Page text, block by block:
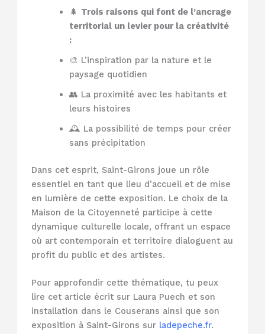
🌲 Trois raisons qui font de l’ancrage
territorial un levier pour la créativité
:
🎨 L’inspiration par la nature et le
paysage quotidien
👥 La proximité avec les habitants et
leurs histoires
🕰️ La possibilité de temps pour créer
sans précipitation
Dans cet esprit, Saint-Girons joue un rôle
essentiel en tant que lieu d’accueil et de mise
en lumière de cette exposition. Le choix de la
Maison de la Citoyenneté participe à cette
dynamique culturelle locale, offrant un espace
où art contemporain et territoire dialoguent au
profit du public et des artistes.
Pour approfondir cette thématique, tu peux
lire cet article écrit sur Laura Puech et son
installation dans le Couserans ainsi que son
exposition à Saint-Girons sur ladepeche.fr.